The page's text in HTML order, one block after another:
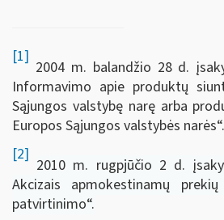
[1]
2004 m. balandžio 28 d.
Informavimo apie produktų
Sąjungos valstybę narę arba
Europos Sąjungos valstybės narės“.
[2]
2010 m. rugpjūčio 2 d.
Akcizais apmokestinamų
patvirtinimo“.